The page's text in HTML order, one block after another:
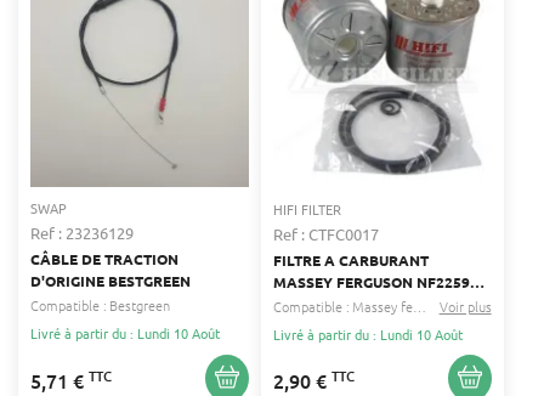
SWAP
Ref : 23236129
CÂBLE DE TRACTION
D'ORIGINE BESTGREEN
Compatible : Bestgreen
Livré à partir du : Lundi 10 Août
5,71 € TTC
HIFI FILTER
Ref : CTFC0017
FILTRE A CARBURANT
MASSEY FERGUSON NF2259
SF9968 (DOUBLON CTFC0001)
Compatible : Massey ferguson Toro...
Voir plus
Livré à partir du : Lundi 10 Août
2,90 € TTC